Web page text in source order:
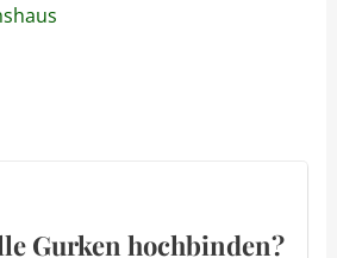
Gurken hochbinden?